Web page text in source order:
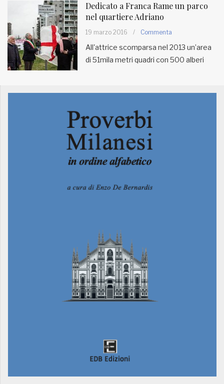
RUBRICHE
MUNICIPI
www.viveremilano.info
Fondato e diretto da Enzo De
Imbonati, 89 20159 Milano (Italia)
Dedicato a Franca Rame un parco
nel quartiere Adriano
19 marzo 2016 / Commenta
All'attrice scomparsa nel 2013 un’area
di 51mila metri quadri con 500 alberi